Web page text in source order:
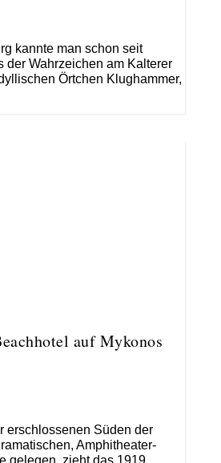
kannte man schon seit
der Wahrzeichen am Kalterer
Örtchen Klughammer,
auf Mykonos
erschlossenen Süden der
Amphitheater-
gelegen, zieht das 1919